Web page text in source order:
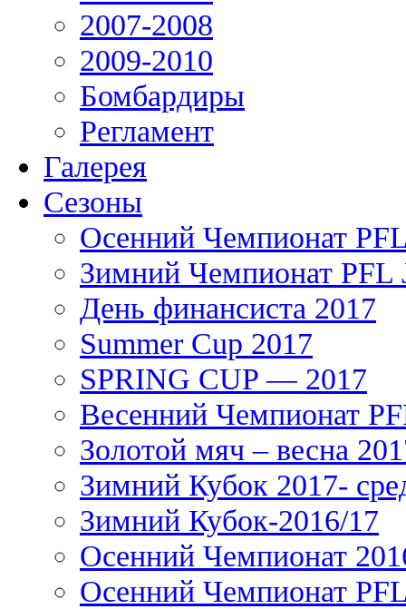
2007-2008
2009-2010
Бомбардиры
Регламент
Галерея
Сезоны
Осенний Чемпионат
Зимний Чемпионат PFL
День финансиста 2017
Summer Cup 2017
SPRING CUP — 2017
Весенний Чемпионат
Золотой мяч – весна
Зимний Кубок 2017-
Зимний Кубок-2016/17
Осенний Чемпионат
Осенний Чемпионат